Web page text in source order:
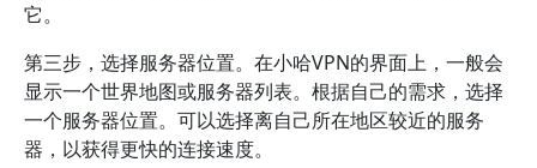
它。
第三步，选择服务器位置。在小哈VPN的界面上，一般会
显示一个世界地图或服务器列表。根据自己的需求，选择
一个服务器位置。可以选择离自己所在地区较近的服务
器，以获得更快的连接速度。